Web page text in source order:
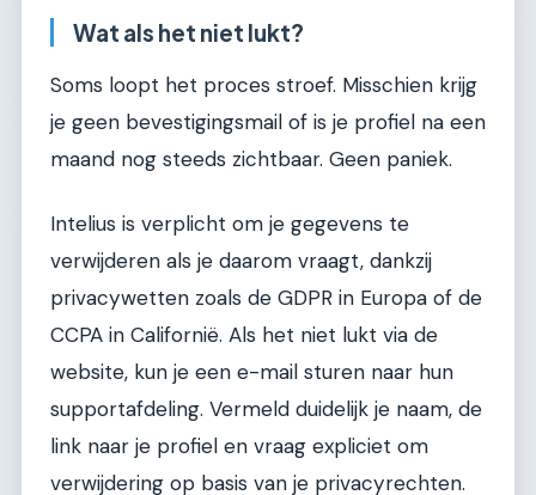
Wat als het niet lukt?
Soms loopt het proces stroef. Misschien krijg
je geen bevestigingsmail of is je profiel na een
maand nog steeds zichtbaar. Geen paniek.
Intelius is verplicht om je gegevens te
verwijderen als je daarom vraagt, dankzij
privacywetten zoals de GDPR in Europa of de
CCPA in Californië. Als het niet lukt via de
website, kun je een e-mail sturen naar hun
supportafdeling. Vermeld duidelijk je naam, de
link naar je profiel en vraag expliciet om
verwijdering op basis van je privacyrechten.